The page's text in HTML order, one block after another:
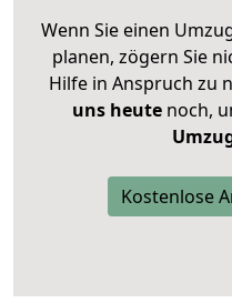
Wenn Sie einen
planen, zögern Sie
Hilfe in Anspruch zu
uns heutenoch,
Kostenlose